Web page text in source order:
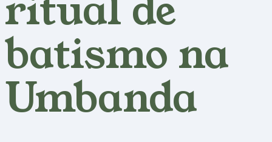
batismo na
Umbanda